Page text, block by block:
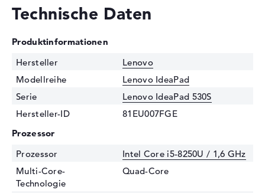
Technische Daten
Produktinformationen
Hersteller
Lenovo
Modellreihe
Lenovo IdeaPad
Serie
Lenovo IdeaPad 530S
Hersteller-ID
81EU007FGE
Prozessor
Prozessor
Intel Core i5-8250U / 1,6 GHz
Multi-Core-
Technologie
Quad-Core